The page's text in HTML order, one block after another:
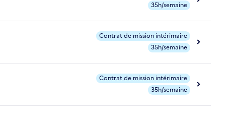
35h/semaine
Contrat de mission intérimaire
35h/semaine
Contrat de mission intérimaire
35h/semaine